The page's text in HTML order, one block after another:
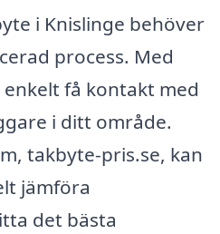
i Knislinge behöver
process. Med
få kontakt med
i ditt område.
takbyte-pris.se, kan
jämföra
det bästa